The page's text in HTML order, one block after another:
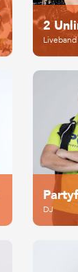
2
Liveband
DJ